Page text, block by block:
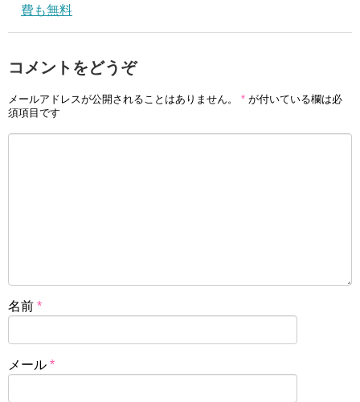
費も無料
コメントをどうぞ
メールアドレスが公開されることはありません。 * が付いている欄は必
須項目です
名前 *
メール *